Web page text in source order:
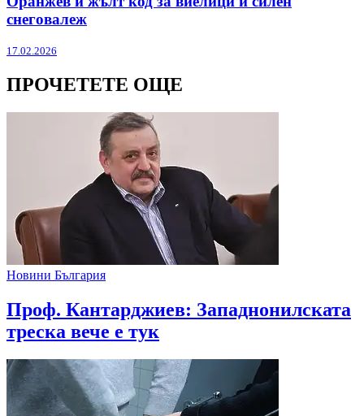
снеговалеж
17.02.2026
ПРОЧЕТЕТЕ ОЩЕ
Новини България
Проф. Кантарджиев: Западнонилската
треска вече е тук